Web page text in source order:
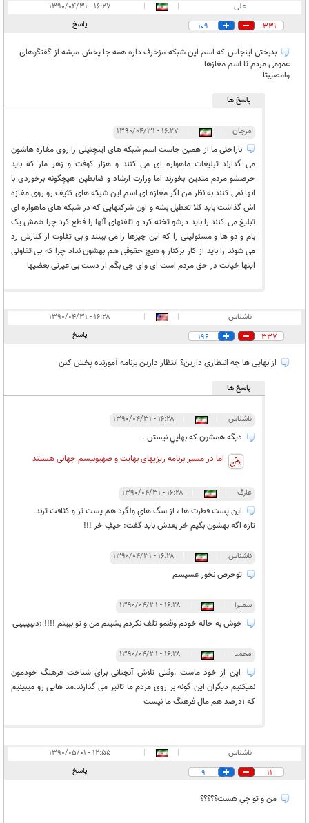
علی |
|
۱۶:۲۷ - ۱۳۹۰/۰۴/۳۱
331
109 پاسخ
بدبختی اینجاس که اسم این شبکه مزخرف داره همه جا پخش میشه از گفتگوهای
عمومی مردم تا اسم مغازها
وامصیبتا
پاسخ ها
مرجان ۱۶:۲۷ - ۱۳۹۰/۰۴/۳۱
ناراحتی ما از همین جاست اسم شبکه های اینچنینی را روی مغازه هاشون
می گذارند تبلیغات ماهواره ای می کنند و هزار کوفت و زهر مار که باید
حرصشو مردم متدین بخورند اما وزارت ارشاد و ضابطین هیچگونه برخوردی با
انها نمی کنند به نظر من اگر مغازه ای اسم این شبکه های کثیف رو روی مغازه
اش گذاشت باید کلا تعطیل بشه و اون شرکتهایی که در شبکه های ماهواره ای
تبلیغ می کنند را باید درشو تخته کرد و تلفنهای آنها را قطع کرد چرا همش یک
بام و دو ها و مسئولینی را که این چیزها را می بینند و بی تفاوت از کنارش رد
می شوند را باید از کار برکنار و هیچ حقوقی هم بهشون نداد چرا که بی تفاوتی
اینها خیانت در حق مردم است ای وای چی بگم از دست بی عیرتی بعضیها
ناشناس |
|
۱۶:۲۸ - ۱۳۹۰/۰۴/۳۱
337
196 پاسخ
از بهایی ها چه انتظاری دارین؟ انتظار دارین برنامه آموزنده پخش کنن
پاسخ ها
ناشناس ۱۶:۲۸ - ۱۳۹۰/۰۴/۳۱
ديگه همشون كه بهايي نيستن .
اما در مسیر برنامه ریزیهای بهایت و صهیونیسم جهانی هستند
عارف ۱۶:۲۸ - ۱۳۹۰/۰۴/۳۱
اين پست فطرت ها ، از سگ هاي ولگرد هم پست تر و كثافت ترند.
تازه اگه بهشون بگيم خر بعدش بايد گفت: حيفِ خر !!!
ناشناس ۱۶:۲۸ - ۱۳۹۰/۰۴/۳۱
توحرص نخور عسیسم
سمیرا ۱۶:۲۸ - ۱۳۹۰/۰۴/۳۱
خوش به حاله خودم وقتمو تلف نکردم بشینم من و تو ببینم !!!! :دییییییی
محمد ۱۶:۲۸ - ۱۳۹۰/۰۴/۳۱
این از خود ماست .وقتی تلاش آنچنانی برای شناخت فرهنگ خودمون
نمیکنیم دیگران این گونه بر روی مردم ما تاثیر می گذارند.مد هایی رو میبینیم
که 1درصد هم مال فرهنگ ما نیست
ناشناس |
|
۱۲:۵۵ - ۱۳۹۰/۰۵/۰۱
11
9 پاسخ
من و تو چي هست؟؟؟؟؟